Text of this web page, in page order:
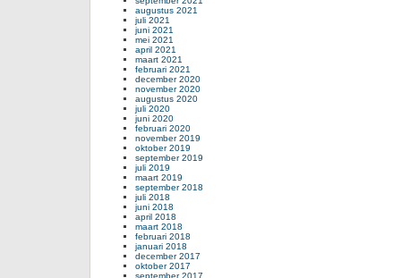
augustus 2021
juli 2021
juni 2021
mei 2021
april 2021
maart 2021
februari 2021
december 2020
november 2020
augustus 2020
juli 2020
juni 2020
februari 2020
november 2019
oktober 2019
september 2019
juli 2019
maart 2019
september 2018
juli 2018
juni 2018
april 2018
maart 2018
februari 2018
januari 2018
december 2017
oktober 2017
september 2017